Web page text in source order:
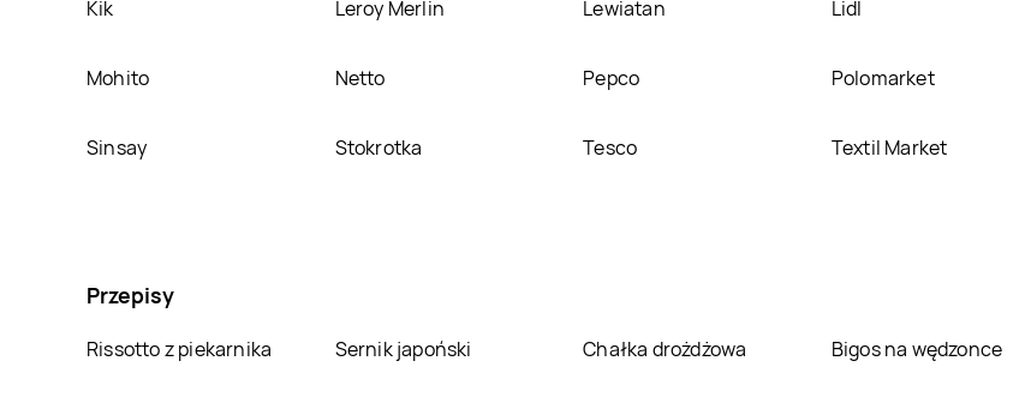
Kik Leroy Merlin Lewiatan Lidl
Mohito Netto Pepco Polomarket
Sinsay Stokrotka Tesco Textil Market
Przepisy
Rissotto z piekarnika Sernik japoński Chałka drożdżowa Bigos na wędzonce